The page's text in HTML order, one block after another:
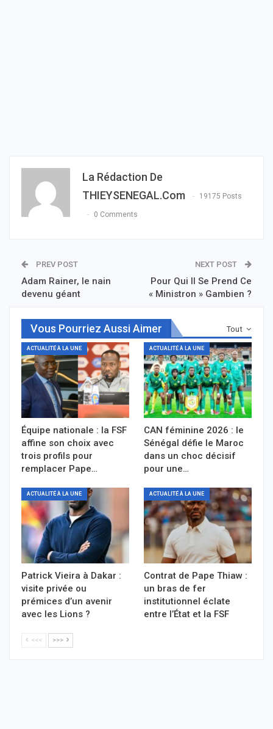
La Rédaction De
THIEYSENEGAL.com
19175 Posts
0 Comments
PREV POST
Adam Rainer, le nain
devenu géant
NEXT POST
Pour Qui Il Se Prend Ce
« Ministron » Gambien ?
Tout
Vous Pourriez Aussi Aimer
ACTUALITÉ À LA UNE
Équipe nationale : la FSF
affine son choix avec
trois profils pour
remplacer Pape…
ACTUALITÉ À LA UNE
CAN féminine 2026 : le
Sénégal défie le Maroc
dans un choc décisif
pour une…
ACTUALITÉ À LA UNE
Patrick Vieira à Dakar :
visite privée ou
prémices d’un avenir
avec les Lions ?
ACTUALITÉ À LA UNE
Contrat de Pape Thiaw :
un bras de fer
institutionnel éclate
entre l’État et la FSF
<<< >>>